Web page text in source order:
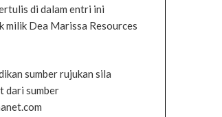
di dalam entri ini
milik Dea Marissa Resources
sumber rujukan sila
dari sumber